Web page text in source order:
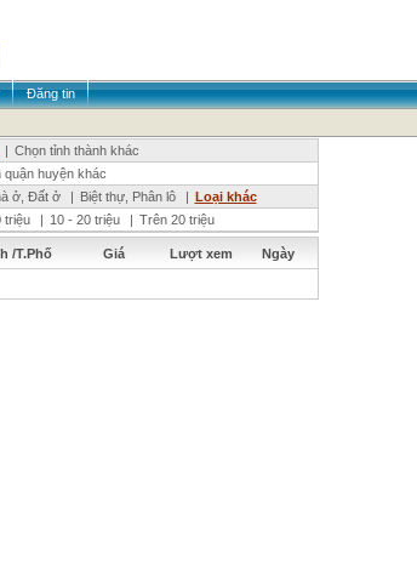
Đăng tin
| Chọn tỉnh thành khác
quận huyện khác
ở, Đất ở | Biệt thự, Phân lô | Loại khác
triệu | 10 - 20 triệu | Trên 20 triệu
/T.Phố Giá Lượt xem Ngày